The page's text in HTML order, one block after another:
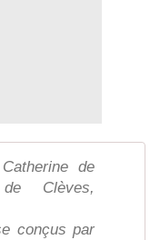
de
Clèves,
conçus par